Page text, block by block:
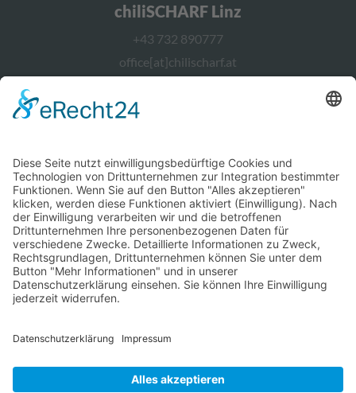
chiliSCHARF Linz
+43 732 890777
office[at]chilischarf.at
+43 1 2367544
office[at]chilischarf.at
chiliSCHARF Berlin
office[at]chilischarf.de
© chiliSCHARF | Alle Rechte vorbehalten